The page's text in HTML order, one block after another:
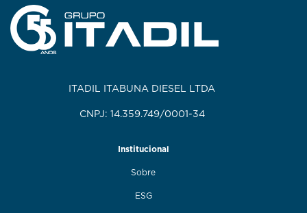
ITADIL ITABUNA DIESEL LTDA
CNPJ: 14.359.749/0001-34
Institucional
Sobre
ESG